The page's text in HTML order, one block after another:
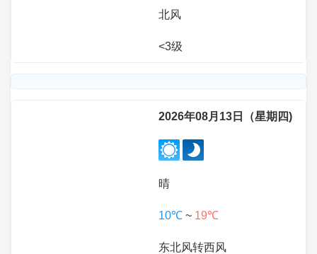
北风
<3级
2026年08月13日（星期四)
晴
10℃ ~ 19℃
东北风转西风